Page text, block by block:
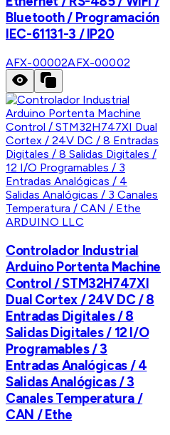
Bluetooth / Programación
IEC-61131-3 / IP20
AFX-00002AFX-00002
ARDUINO LLC
Controlador Industrial
Arduino Portenta Machine
Control / STM32H747XI
Dual Cortex / 24V DC / 8
Entradas Digitales / 8
Salidas Digitales / 12 I/O
Programables / 3
Entradas Analógicas / 4
Salidas Analógicas / 3
Canales Temperatura /
CAN / Ethe